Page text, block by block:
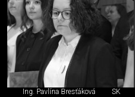
Ing. Pavlína Bresťáková SK